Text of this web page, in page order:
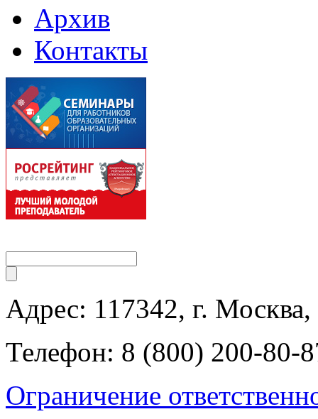
Архив
Контакты
Адрес: 117342, г.
Телефон: 8 (800) 200-80-
Ограничение